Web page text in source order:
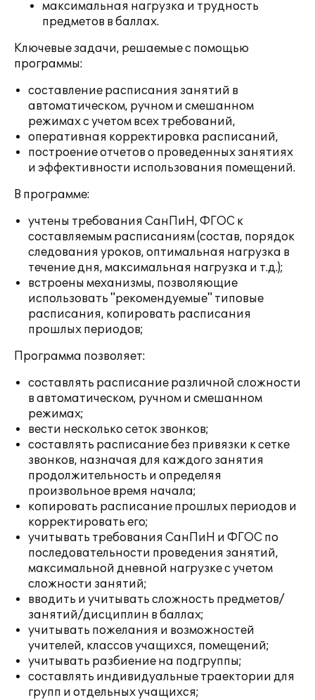
максимальная нагрузка и трудность
предметов в баллах.
Ключевые задачи, решаемые с помощью
программы:
составление расписания занятий в
автоматическом, ручном и смешанном
режимах с учетом всех требований,
оперативная корректировка расписаний,
построение отчетов о проведенных занятиях
и эффективности использования помещений.
В программе:
учтены требования СанПиН, ФГОС к
составляемым расписаниям (состав, порядок
следования уроков, оптимальная нагрузка в
течение дня, максимальная нагрузка и т.д.);
встроены механизмы, позволяющие
использовать "рекомендуемые" типовые
расписания, копировать расписания
прошлых периодов;
Программа позволяет:
составлять расписание различной сложности
в автоматическом, ручном и смешанном
режимах;
вести несколько сеток звонков;
составлять расписание без привязки к сетке
звонков, назначая для каждого занятия
продолжительность и определяя
произвольное время начала;
копировать расписание прошлых периодов и
корректировать его;
учитывать требования СанПиН и ФГОС по
последовательности проведения занятий,
максимальной дневной нагрузке с учетом
сложности занятий;
вводить и учитывать сложность предметов/
занятий/дисциплин в баллах;
учитывать пожелания и возможностей
учителей, классов учащихся, помещений;
учитывать разбиение на подгруппы;
составлять индивидуальные траектории для
групп и отдельных учащихся;